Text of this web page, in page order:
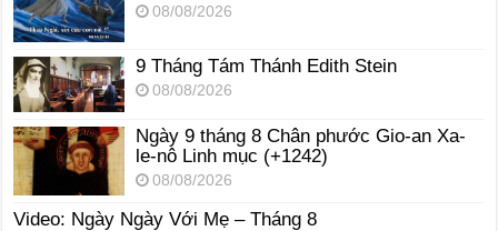
08/08/2026
9 Tháng Tám Thánh Edith Stein
08/08/2026
Ngày 9 tháng 8 Chân phước Gio-an Xa-
le-nô Linh mục (+1242)
08/08/2026
Video: Ngày Ngày Với Mẹ – Tháng 8